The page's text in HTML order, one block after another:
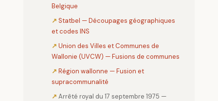
Belgique
Statbel — Découpages géographiques
et codes INS
Union des Villes et Communes de
Wallonie (UVCW) — Fusions de communes
Région wallonne — Fusion et
supracommunalité
Arrêté royal du 17 septembre 1975 —